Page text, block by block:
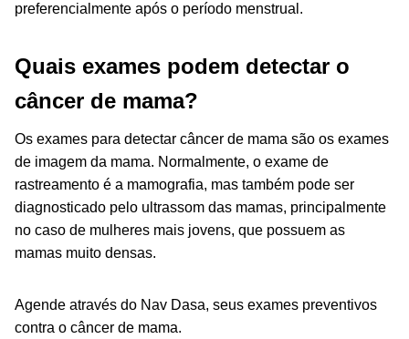
preferencialmente após o período menstrual.
Quais exames podem detectar o
câncer de mama?
Os exames para detectar câncer de mama são os exames
de imagem da mama. Normalmente, o exame de
rastreamento é a mamografia, mas também pode ser
diagnosticado pelo ultrassom das mamas, principalmente
no caso de mulheres mais jovens, que possuem as
mamas muito densas.
Agende através do Nav Dasa, seus exames preventivos
contra o câncer de mama.